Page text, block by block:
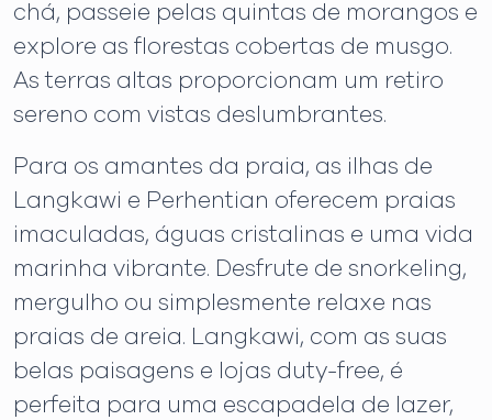
chá, passeie pelas quintas de morangos e
explore as florestas cobertas de musgo.
As terras altas proporcionam um retiro
sereno com vistas deslumbrantes.
Para os amantes da praia, as ilhas de
Langkawi e Perhentian oferecem praias
imaculadas, águas cristalinas e uma vida
marinha vibrante. Desfrute de snorkeling,
mergulho ou simplesmente relaxe nas
praias de areia. Langkawi, com as suas
belas paisagens e lojas duty-free, é
perfeita para uma escapadela de lazer,